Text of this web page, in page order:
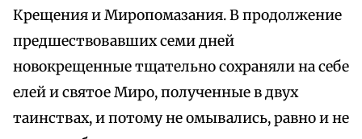
Крещения и Миропомазания. В продолжение
предшествовавших семи дней
новокрещенные тщательно сохраняли на себе
елей и святое Миро, полученные в двух
таинствах, и потому не омывались, равно и не